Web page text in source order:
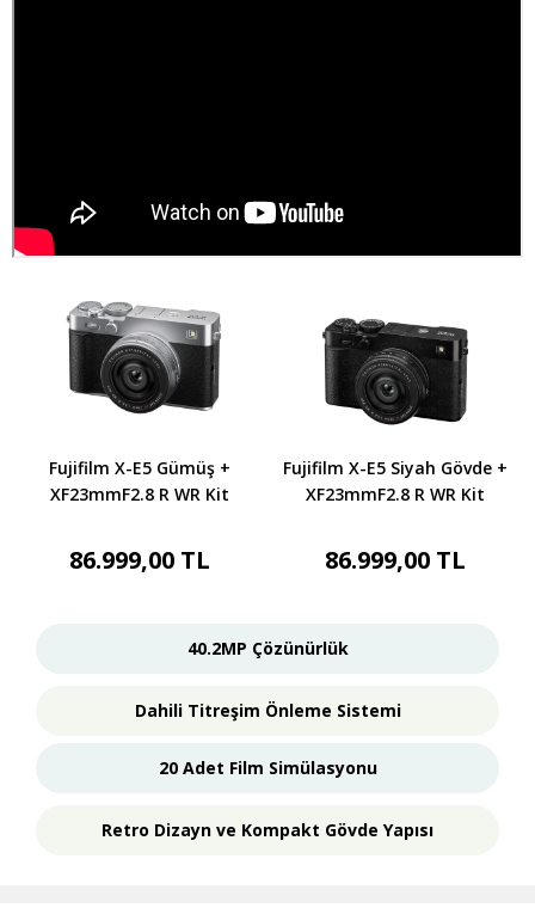
Fujifilm X-E5 Gümüş +
XF23mmF2.8 R WR Kit
86.999,00 TL
Fujifilm X-E5 Siyah Gövde +
XF23mmF2.8 R WR Kit
86.999,00 TL
40.2MP Çözünürlük
Dahili Titreşim Önleme Sistemi
20 Adet Film Simülasyonu
Retro Dizayn ve Kompakt Gövde Yapısı